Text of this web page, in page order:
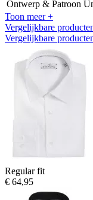
Ontwerp & Patroon
Toon meer +
Vergelijkbare
Vergelijkbare
Regular fit
€ 64,95